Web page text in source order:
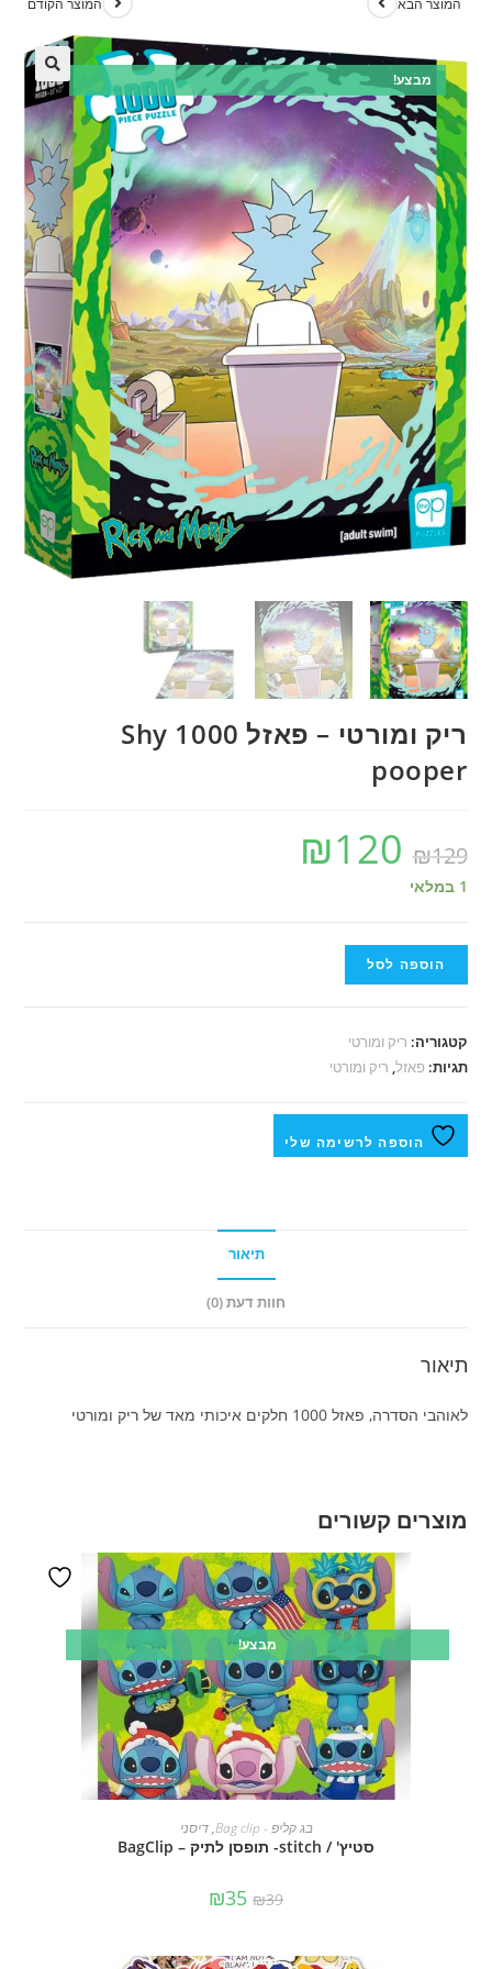
מבצע!
ריק ומורטי – פאזל 1000 Shy
pooper
₪129
₪120
1 במלאי
הוספה לסל
קטגוריה: ריק ומורטי
תגיות: פאזל, ריק ומורטי
הוספה לרשימה שלי
תיאור
חוות דעת (0)
תיאור
לאוהבי הסדרה, פאזל 1000 חלקים איכותי מאד של ריק ומורטי
מוצרים קשורים
מבצע!
הוספה לסלבג קליפ - Bag clip ,דיסני
סטיץ' / stitch- תופסן לתיק – BagClip
₪39
₪35